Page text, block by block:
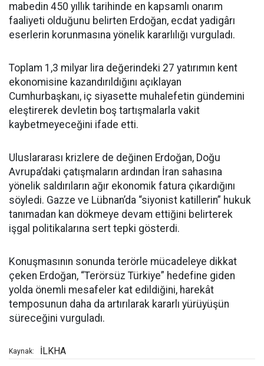
mabedin 450 yıllık tarihinde en kapsamlı onarım
faaliyeti olduğunu belirten Erdoğan, ecdat yadigârı
eserlerin korunmasına yönelik kararlılığı vurguladı.
Toplam 1,3 milyar lira değerindeki 27 yatırımın kent
ekonomisine kazandırıldığını açıklayan
Cumhurbaşkanı, iç siyasette muhalefetin gündemini
eleştirerek devletin boş tartışmalarla vakit
kaybetmeyeceğini ifade etti.
Uluslararası krizlere de değinen Erdoğan, Doğu
Avrupa’daki çatışmaların ardından İran sahasına
yönelik saldırıların ağır ekonomik fatura çıkardığını
söyledi. Gazze ve Lübnan’da “siyonist katillerin” hukuk
tanımadan kan dökmeye devam ettiğini belirterek
işgal politikalarına sert tepki gösterdi.
Konuşmasının sonunda terörle mücadeleye dikkat
çeken Erdoğan, “Terörsüz Türkiye” hedefine giden
yolda önemli mesafeler kat edildiğini, harekât
temposunun daha da artırılarak kararlı yürüyüşün
süreceğini vurguladı.
Kaynak: İLKHA